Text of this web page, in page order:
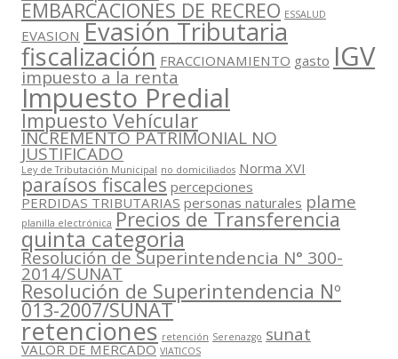
EMBARCACIONES DE RECREO ESSALUD
EVASION Evasión Tributaria
fiscalización FRACCIONAMIENTO gasto IGV
impuesto a la renta
Impuesto Predial
Impuesto Vehícular
INCREMENTO PATRIMONIAL NO
JUSTIFICADO
Ley de Tributación Municipal no domiciliados Norma XVI
paraísos fiscales percepciones
PERDIDAS TRIBUTARIAS personas naturales plame
planilla electrónica Precios de Transferencia
quinta categoria
Resolución de Superintendencia N° 300-
2014/SUNAT
Resolución de Superintendencia Nº
013-2007/SUNAT
retenciones retención Serenazgo sunat
VALOR DE MERCADO VIATICOS